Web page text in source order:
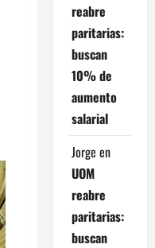
reabre
paritarias:
buscan
10% de
aumento
salarial
Jorge en
UOM
reabre
paritarias:
buscan